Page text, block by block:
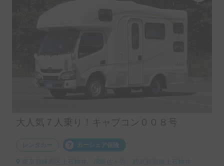
大人気７人乗り！キャブコン００８号
レンタカー カーシェア保険
東京都練馬区上石神井, ' JR阿佐ヶ谷、西武新宿線上石神井